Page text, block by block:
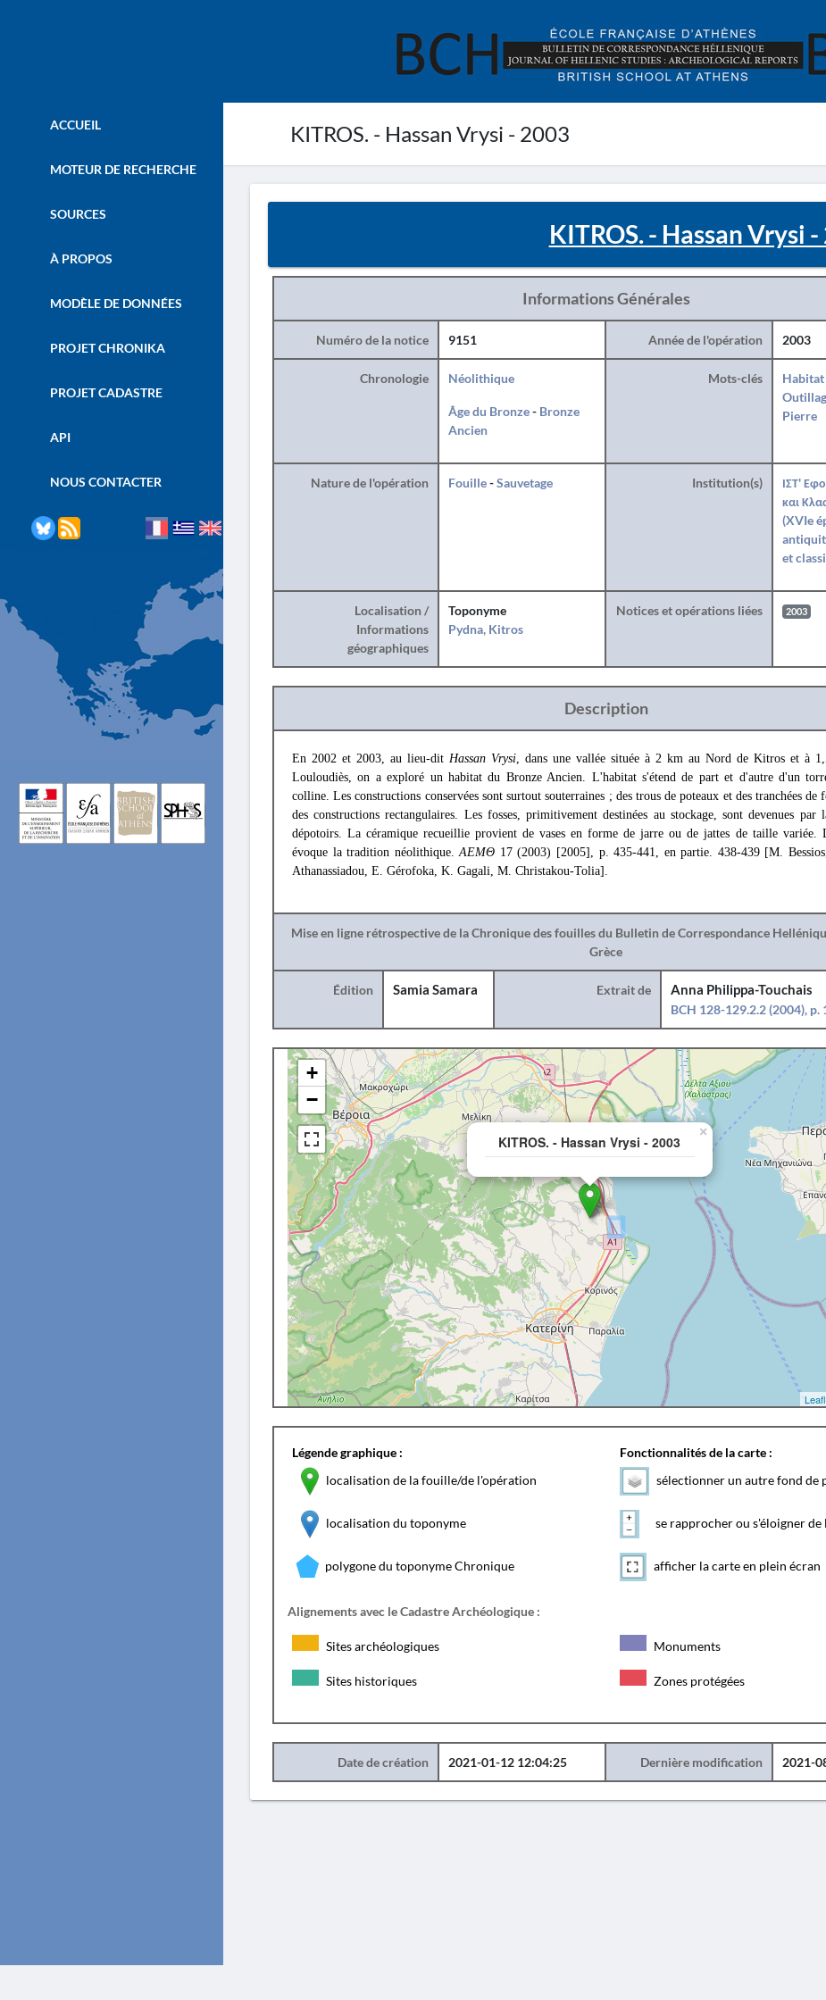
KITROS. - Hassan Vrysi - 2003
ACCUEIL
MOTEUR DE RECHERCHE
SOURCES
À PROPOS
MODÈLE DE DONNÉES
PROJET CHRONIKA
PROJET CADASTRE
API
NOUS CONTACTER
KITROS. - Hassan Vrysi
Informations Générales
Numéro de la notice 9151 Année de l'opération 2003
Chronologie Néolithique
Âge du Bronze- Bronze
Ancien
Mots-clés Habitat
Pierre
Nature de l'opération Fouille-Sauvetage Institution(s)
ΙΣΤ'
και
(XVIe
et
Localisation /
Informations
géographiques
Toponyme
Pydna, Kitros
Notices et opérations liées 2003
Description
En 2002 et 2003, au lieu-dit Hassan Vrysi, dans une vallée située à 2 km au Nord de Kitros et à
Louloudiès, on a exploré un habitat du Bronze Ancien. L'habitat s'étend de part et d'autre d'un
colline. Les constructions conservées sont surtout souterraines ; des trous de poteaux et des tranchées
des constructions rectangulaires. Les fosses, primitivement destinées au stockage, sont devenues par
dépotoirs. La céramique recueillie provient de vases en forme de jarre ou de jattes de taille variée.
évoque la tradition néolithique.ΑΕΜΘ 17 (2003) [2005], p. 435-441, en partie. 438-439 [M.
Athanassiadou, E. Gérofoka, K. Gagali, M. Christakou-Tolia].
Mise en ligne rétrospective de la Chronique des fouilles du Bulletin de Correspondance
Grèce
Édition Samia Samara Extrait de
Anna Philippa-Touchais
BCH 128-129.2.2 (2004), p.
KITROS. - Hassan Vrysi - 2003
×
+
−
Légende graphique :
localisation de la fouille/de l'opération
localisation du toponyme
polygone du toponyme Chronique
Fonctionnalités de la carte :
sélectionner un autre fond de
se rapprocher ou s'éloigner de
afficher la carte en plein écran
Alignements avec le Cadastre Archéologique :
Sites archéologiques Monuments
Sites historiques Zones protégées
Date de création 2021-01-12 12:04:25 Dernière modification 2021-